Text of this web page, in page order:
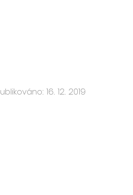
16. 12. 2019